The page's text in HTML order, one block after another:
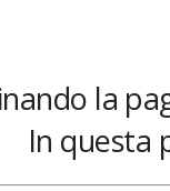
la
In questa